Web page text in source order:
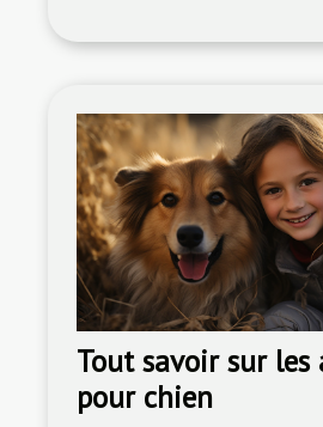
Tout savoir sur les
pour chien